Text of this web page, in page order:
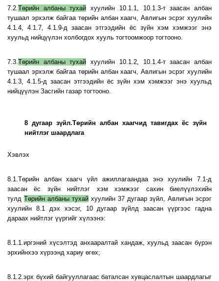
7.2.Төрийн албаны тухай хуулийн 10.1.1, 10.1.3-т заасан албан
тушаал эрхэлж байгаа төрийн албан хаагч, Авлигын эсрэг хуулийн
4.1.4, 4.1.7, 4.1.9-д заасан этгээдийн ёс зүйн хэм хэмжээг энэ
хуульд нийцүүлэн холбогдох хууль тогтоомжоор тогтооно.
7.3.Төрийн албаны тухай хуулийн 10.1.2, 10.1.4-т заасан албан
тушаал эрхэлж байгаа төрийн албан хаагч, Авлигын эсрэг хуулийн
4.1.3, 4.1.5-д заасан этгээдийн ёс зүйн хэм хэмжээг энэ хуульд
нийцүүлэн Засгийн газар тогтооно.
8 дугаар зүйл.Төрийн албан хаагчид тавигдах ёс зүйн
нийтлэг шаардлага
Хэвлэх
8.1.Төрийн албан хаагч үйл ажиллагаандаа энэ хуулийн 7.1-д
заасан ёс зүйн нийтлэг хэм хэмжээг сахин биелүүлэхийн
тулд Төрийн албаны тухай хуулийн 37 дугаар зүйл, Авлигын эсрэг
хуулийн 8.1 дэх хэсэг, 10 дугаар зүйлд заасан үүргээс гадна
дараах нийтлэг үүргийг хүлээнэ:
8.1.1.иргэний хүсэлтэд анхааралтай хандаж, хуульд заасан бүрэн
эрхийнхээ хүрээнд хариу өгөх;
8.1.2.эрх бүхий байгууллагаас баталсан хувцаслалтын шаардлагыг